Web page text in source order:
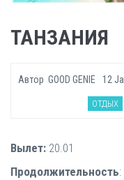
ТАНЗАНИЯ
Автор GOOD GENIE 12
ОТДЫХ
Вылет: 20.01
Продолжительность